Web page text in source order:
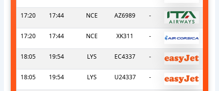
17:20 17:44 NCE AZ6989 -
17:20 17:44 NCE XK311 -
18:05 19:54 LYS EC4337 -
18:05 19:54 LYS U24337 -